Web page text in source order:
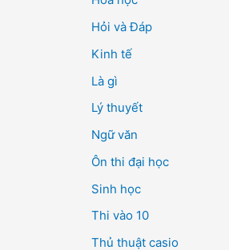
Hỏi và Đáp
Kinh tế
Là gì
Lý thuyết
Ngữ văn
Ôn thi đại học
Sinh học
Thi vào 10
Thủ thuật casio